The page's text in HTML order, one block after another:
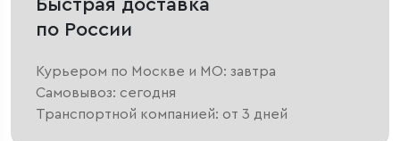
Быстрая доставка
по России
Курьером по Москве и МО: завтра
Самовывоз: сегодня
Транспортной компанией: от 3 дней